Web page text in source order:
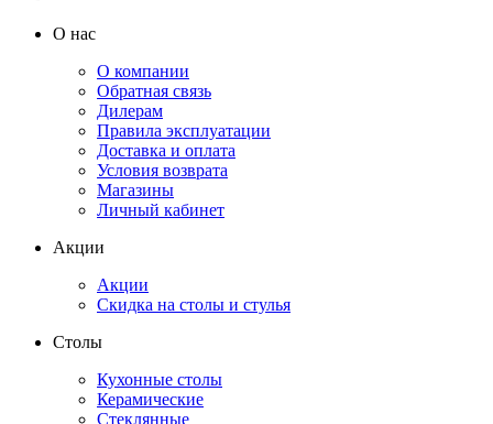
О нас
О компании
Обратная связь
Дилерам
Правила эксплуатации
Доставка и оплата
Условия возврата
Магазины
Личный кабинет
Акции
Акции
Скидка на столы и стулья
Столы
Кухонные столы
Керамические
Стеклянные